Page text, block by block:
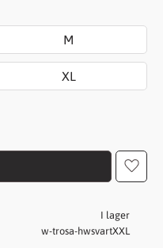
M
XL
Lägg
I lager
w-trosa-hwsvartXXL